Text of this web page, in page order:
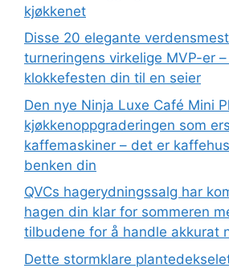
kjøkkenet
Disse 20 elegante
turneringens virkelige MVP-er
klokkefesten din til en seier
Den nye Ninja Luxe Café Mini
kjøkkenoppgraderingen som
kaffemaskiner – det er
benken din
QVCs hagerydningssalg har
hagen din klar for sommeren
tilbudene for å handle akkurat
Dette stormklare